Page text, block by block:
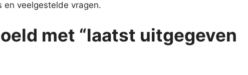
en veelgestelde vragen.
met “laatst uitgegeven